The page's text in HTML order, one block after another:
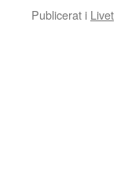
Publicerat i Livet